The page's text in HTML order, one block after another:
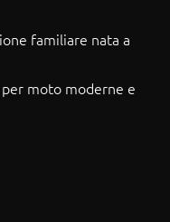
familiare nata a
moto moderne e